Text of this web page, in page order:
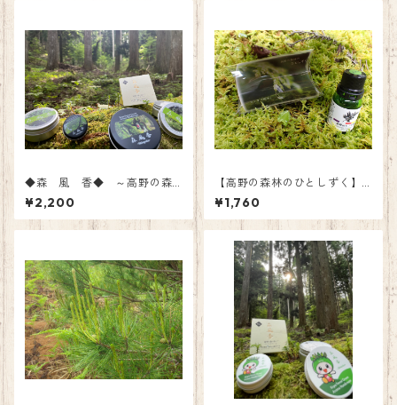
◆森 風 香◆ ～高野の森
の香りハンドクリーム～ 【3
5ｇ】
¥2,200
【高野の森林のひとしずく】
ヒノキ（樹木）精油（アロマ
オイル）
¥1,760